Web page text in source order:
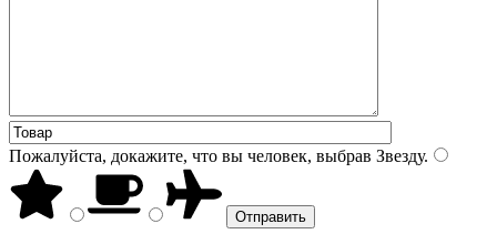
Пожалуйста, докажите, что вы человек, выбрав Звезду.